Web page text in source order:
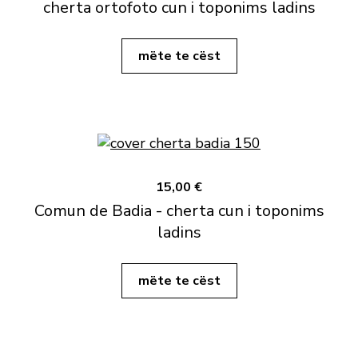
cherta ortofoto cun i toponims ladins
mëte te cëst
15,00 €
Comun de Badia - cherta cun i toponims
ladins
mëte te cëst